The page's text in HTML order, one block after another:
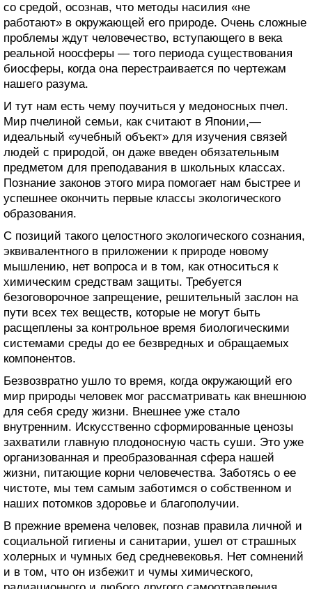
со средой, осознав, что методы насилия «не
работают» в окружающей его природе. Очень сложные
проблемы ждут человечество, вступающего в века
реальной ноосферы — того периода существования
биосферы, когда она перестраивается по чертежам
нашего разума.
И тут нам есть чему поучиться у медоносных пчел.
Мир пчелиной семьи, как считают в Японии,—
идеальный «учебный объект» для изучения связей
людей с природой, он даже введен обязательным
предметом для преподавания в школьных классах.
Познание законов этого мира помогает нам быстрее и
успешнее окончить первые классы экологического
образования.
С позиций такого целостного экологического сознания,
эквивалентного в приложении к природе новому
мышлению, нет вопроса и в том, как относиться к
химическим средствам защиты. Требуется
безоговорочное запрещение, решительный заслон на
пути всех тех веществ, которые не могут быть
расщеплены за контрольное время биологическими
системами среды до ее безвредных и обращаемых
компонентов.
Безвозвратно ушло то время, когда окружающий его
мир природы человек мог рассматривать как внешнюю
для себя среду жизни. Внешнее уже стало
внутренним. Искусственно сформированные ценозы
захватили главную плодоносную часть суши. Это уже
организованная и преобразованная сфера нашей
жизни, питающие корни человечества. Заботясь о ее
чистоте, мы тем самым заботимся о собственном и
наших потомков здоровье и благополучии.
В прежние времена человек, познав правила личной и
социальной гигиены и санитарии, ушел от страшных
холерных и чумных бед средневековья. Нет сомнений
и в том, что он избежит и чумы химического,